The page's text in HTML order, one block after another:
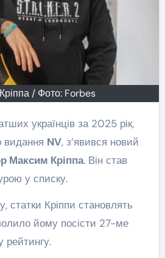
/ Фото: Forbes
NV, з’явився новий
Максим Кріппа. Він став
у списку.
статки Кріппи становлять
йому посісти 27-ме
рейтингу.